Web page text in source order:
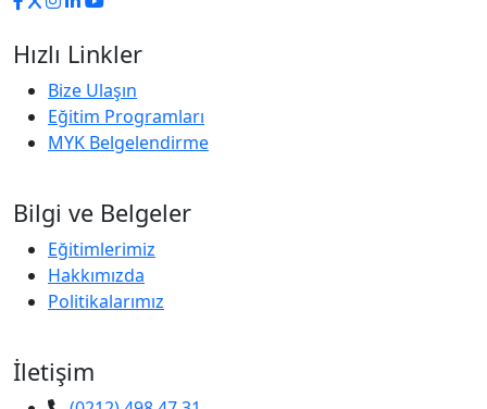
Hızlı Linkler
Bize Ulaşın
Eğitim Programları
MYK Belgelendirme
Bilgi ve Belgeler
Eğitimlerimiz
Hakkımızda
Politikalarımız
İletişim